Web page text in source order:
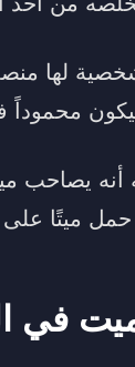
لها
محموداً
يصاحب
ميتًا
في